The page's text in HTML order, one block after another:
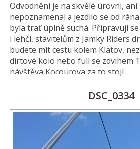
Odvodnění je na skvělé úrovni,
nepoznamenal a jezdilo se od
byla trať úplně suchá. Připravují
i lehčí, stavitelům z Jamky Riders
budete mít cestu kolem Klatov,
dirtové kolo nebo full se zdvihem
návštěva Kocourova za to stojí.
DSC_0334